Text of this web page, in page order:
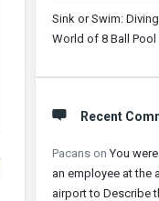
Sink or Swim:
World of 8 Ball Pool
Recent
Pacans onYou
an employee at the
airport to Describe